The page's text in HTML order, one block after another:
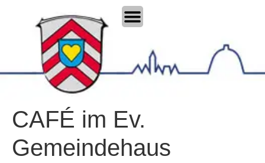
CAFÉ im Ev.
Gemeindehaus